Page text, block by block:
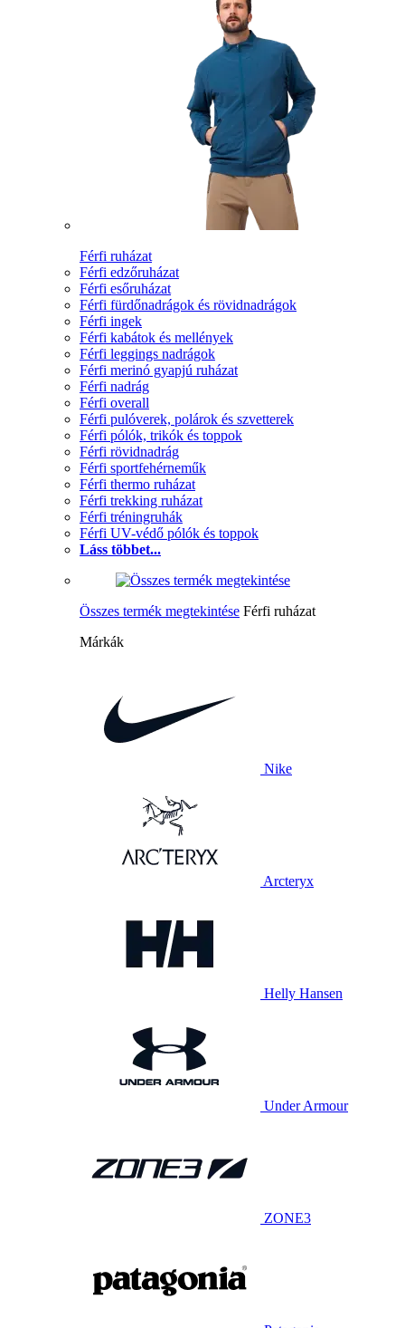
Férfi ruházat
Férfi edzőruházat
Férfi esőruházat
Férfi fürdőnadrágok és rövidnadrágok
Férfi ingek
Férfi kabátok és mellények
Férfi leggings nadrágok
Férfi merinó gyapjú ruházat
Férfi nadrág
Férfi overall
Férfi pulóverek, polárok és szvetterek
Férfi pólók, trikók és toppok
Férfi rövidnadrág
Férfi sportfehérneműk
Férfi thermo ruházat
Férfi trekking ruházat
Férfi tréningruhák
Férfi UV-védő pólók és toppok
Láss többet...
Összes termék megtekintése Férfi ruházat
Márkák
Nike
Arcteryx
Helly Hansen
Under Armour
ZONE3